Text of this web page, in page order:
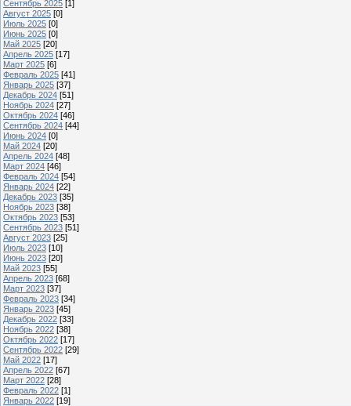
Сентябрь 2025 [1]
Август 2025 [0]
Июль 2025 [0]
Июнь 2025 [0]
Май 2025 [20]
Апрель 2025 [17]
Март 2025 [6]
Февраль 2025 [41]
Январь 2025 [37]
Декабрь 2024 [51]
Ноябрь 2024 [27]
Октябрь 2024 [46]
Сентябрь 2024 [44]
Июнь 2024 [0]
Май 2024 [20]
Апрель 2024 [48]
Март 2024 [46]
Февраль 2024 [54]
Январь 2024 [22]
Декабрь 2023 [35]
Ноябрь 2023 [38]
Октябрь 2023 [53]
Сентябрь 2023 [51]
Август 2023 [25]
Июль 2023 [10]
Июнь 2023 [20]
Май 2023 [55]
Апрель 2023 [68]
Март 2023 [37]
Февраль 2023 [34]
Январь 2023 [45]
Декабрь 2022 [33]
Ноябрь 2022 [38]
Октябрь 2022 [17]
Сентябрь 2022 [29]
Май 2022 [17]
Апрель 2022 [67]
Март 2022 [28]
Февраль 2022 [1]
Январь 2022 [19]